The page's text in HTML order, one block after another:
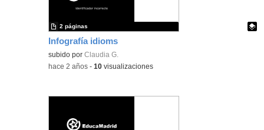
Infografía idioms
Contenido educativo.
subido porClaudia G.
2 páginas
-hace 2 años -10 visualizaciones